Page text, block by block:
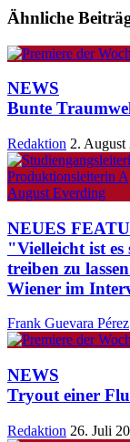
Ähnliche
NEWS
Bunte
Redaktion 2. August
NEUES
"Vielleicht ist es
treiben zu
Wiener im
Frank Guevara Pérez
NEWS
Tryout einer
Redaktion 26. Juli